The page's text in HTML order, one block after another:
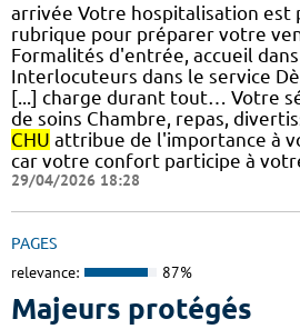
arrivée Votre hospitalisation est
rubrique pour préparer votre
Formalités d'entrée, accueil dans
Interlocuteurs dans le service
[...] charge durant tout… Votre
de soins Chambre, repas,
CHU attribue de l'importance à
car votre confort participe à
29/04/2026 18:28
PAGES
relevance: 87%
Majeurs protégés